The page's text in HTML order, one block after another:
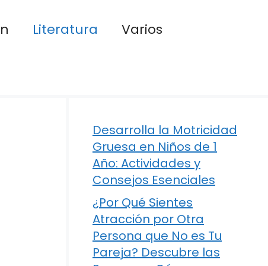
Literatura
Varios
Desarrolla la Motricidad
Gruesa en Niños de 1
Año: Actividades y
Consejos Esenciales
¿Por Qué Sientes
Atracción por Otra
Persona que No es Tu
Pareja? Descubre las